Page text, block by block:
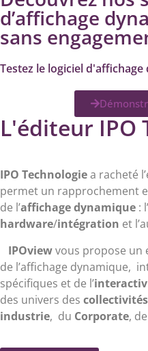
d’affichage
sans
Testez le logiciel
L'éditeur IPO
IPO Technologiea racheté
permet un rapprochement
de l’affichage dynamique :
hardware/intégration et
IPOviewvous propose un
de l’affichage dynamique,
spécifiques et de l’
des univers des collectivités
industrie, du Corporate, de